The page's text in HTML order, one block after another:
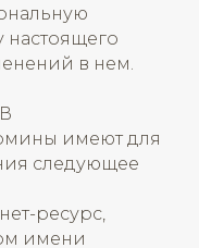
настоящего
в нем.
имеют для
следующее
ресурс,
имени